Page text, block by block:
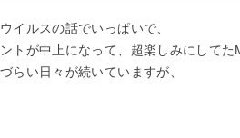
イルスの話でいっぱいで、
トが中止になって、超楽しみにしてた
らい日々が続いていますが、